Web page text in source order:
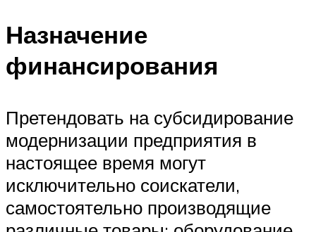
Назначение
финансирования
Претендовать на субсидирование
модернизации предприятия в
настоящее время могут
исключительно соискатели,
самостоятельно производящие